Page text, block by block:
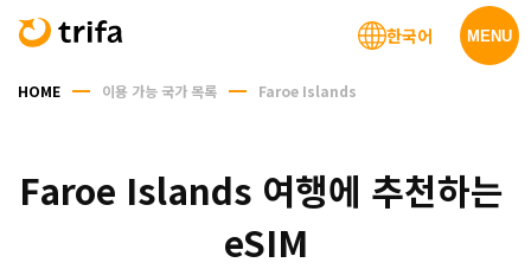
MENU
한국어
HOME 이용 가능 국가 목록 Faroe Islands
Faroe Islands 여행에 추천하는
eSIM